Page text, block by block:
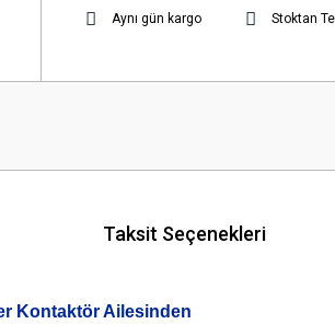
Aynı gün kargo Stoktan
Taksit Seçenekleri
Kontaktör Ailesinden